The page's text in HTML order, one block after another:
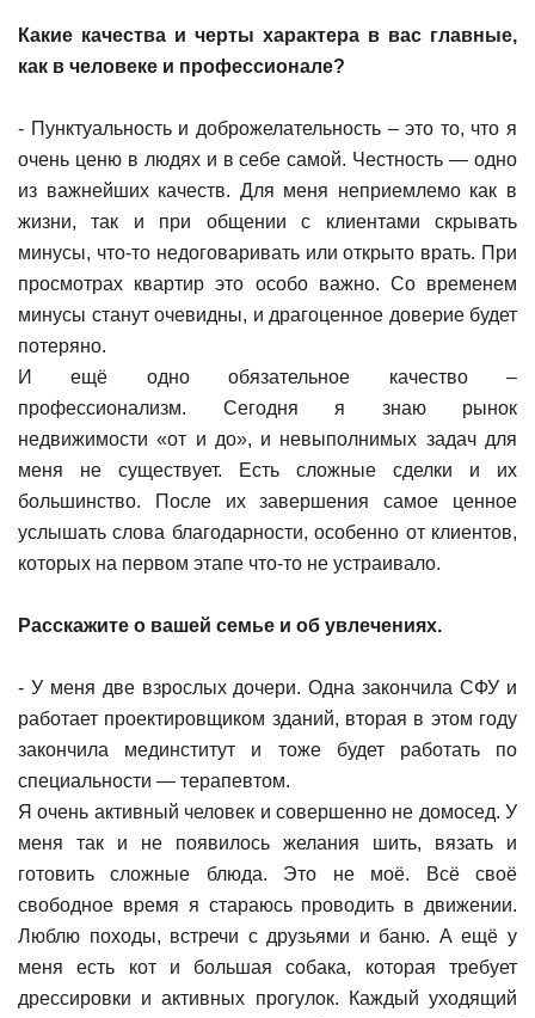
Какие качества и черты характера в вас главные,
как в человеке и профессионале?
- Пунктуальность и доброжелательность – это то, что я
очень ценю в людях и в себе самой. Честность — одно
из важнейших качеств. Для меня неприемлемо как в
жизни, так и при общении с клиентами скрывать
минусы, что-то недоговаривать или открыто врать. При
просмотрах квартир это особо важно. Со временем
минусы станут очевидны, и драгоценное доверие будет
потеряно.
И ещё одно обязательное качество –
профессионализм. Сегодня я знаю рынок
недвижимости «от и до», и невыполнимых задач для
меня не существует. Есть сложные сделки и их
большинство. После их завершения самое ценное
услышать слова благодарности, особенно от клиентов,
которых на первом этапе что-то не устраивало.
Расскажите о вашей семье и об увлечениях.
- У меня две взрослых дочери. Одна закончила СФУ и
работает проектировщиком зданий, вторая в этом году
закончила мединститут и тоже будет работать по
специальности — терапевтом.
Я очень активный человек и совершенно не домосед. У
меня так и не появилось желания шить, вязать и
готовить сложные блюда. Это не моё. Всё своё
свободное время я стараюсь проводить в движении.
Люблю походы, встречи с друзьями и баню. А ещё у
меня есть кот и большая собака, которая требует
дрессировки и активных прогулок. Каждый уходящий